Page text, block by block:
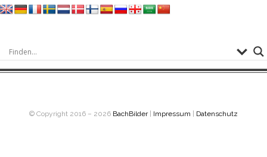
© Copyright 2016 – 2026 BachBilder| Impressum Datenschutz